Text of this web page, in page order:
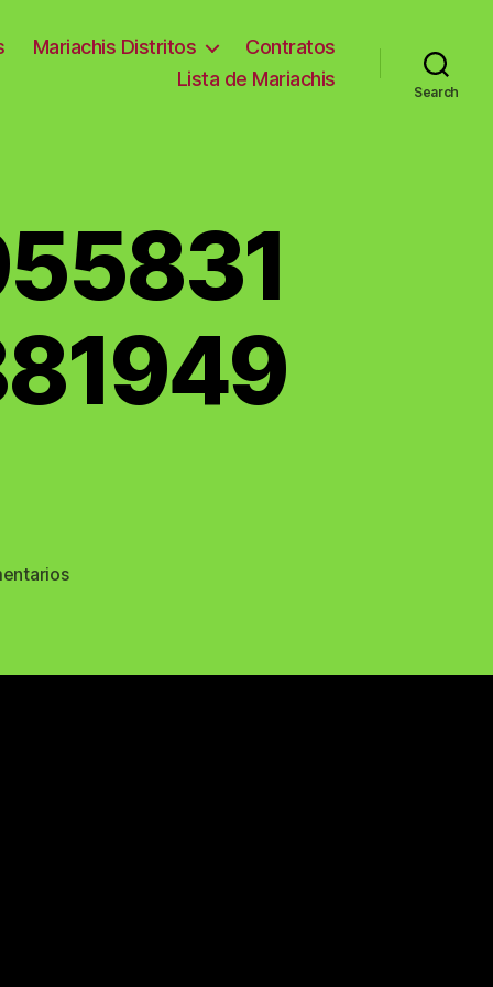
Mariachis Distritos
Contratos
Lista de Mariachis
Search
en